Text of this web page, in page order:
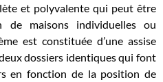
et polyvalente qui peut être
de maisons individuelles ou
est constituée d’une assise
dossiers identiques qui font
en fonction de la position de